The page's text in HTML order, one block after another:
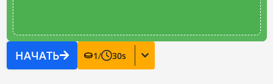
НАЧАТЬ 1/ 30s